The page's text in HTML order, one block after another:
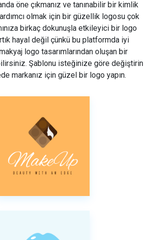
öne çıkmanız ve tanınabilir bir kimlik
olmak için bir güzellik logosu çok
birkaç dokunuşla etkileyici bir logo
hayal değil çünkü bu platformda iyi
logo tasarımlarından oluşan bir
Şablonu isteğinize göre değiştirin
markanız için güzel bir logo yapın.